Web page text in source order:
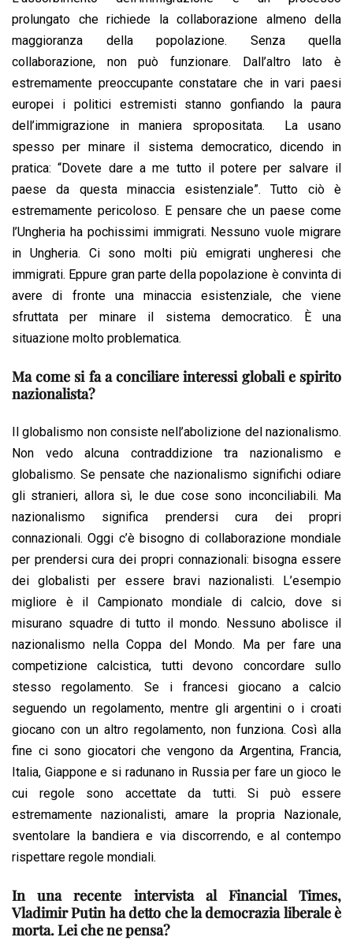
prolungato che richiede la collaborazione almeno della
maggioranza della popolazione. Senza quella
collaborazione, non può funzionare. Dall’altro lato è
estremamente preoccupante constatare che in vari paesi
europei i politici estremisti stanno gonfiando la paura
dell’immigrazione in maniera spropositata. La usano
spesso per minare il sistema democratico, dicendo in
pratica: “Dovete dare a me tutto il potere per salvare il
paese da questa minaccia esistenziale”. Tutto ciò è
estremamente pericoloso. E pensare che un paese come
l’Ungheria ha pochissimi immigrati. Nessuno vuole migrare
in Ungheria. Ci sono molti più emigrati ungheresi che
immigrati. Eppure gran parte della popolazione è convinta di
avere di fronte una minaccia esistenziale, che viene
sfruttata per minare il sistema democratico. È una
situazione molto problematica.
Ma come si fa a conciliare interessi globali e spirito
nazionalista?
Il globalismo non consiste nell’abolizione del nazionalismo.
Non vedo alcuna contraddizione tra nazionalismo e
globalismo. Se pensate che nazionalismo significhi odiare
gli stranieri, allora sì, le due cose sono inconciliabili. Ma
nazionalismo significa prendersi cura dei propri
connazionali. Oggi c’è bisogno di collaborazione mondiale
per prendersi cura dei propri connazionali: bisogna essere
dei globalisti per essere bravi nazionalisti. L’esempio
migliore è il Campionato mondiale di calcio, dove si
misurano squadre di tutto il mondo. Nessuno abolisce il
nazionalismo nella Coppa del Mondo. Ma per fare una
competizione calcistica, tutti devono concordare sullo
stesso regolamento. Se i francesi giocano a calcio
seguendo un regolamento, mentre gli argentini o i croati
giocano con un altro regolamento, non funziona. Così alla
fine ci sono giocatori che vengono da Argentina, Francia,
Italia, Giappone e si radunano in Russia per fare un gioco le
cui regole sono accettate da tutti. Si può essere
estremamente nazionalisti, amare la propria Nazionale,
sventolare la bandiera e via discorrendo, e al contempo
rispettare regole mondiali.
In una recente intervista al Financial Times,
Vladimir Putin ha detto che la democrazia liberale è
morta. Lei che ne pensa?